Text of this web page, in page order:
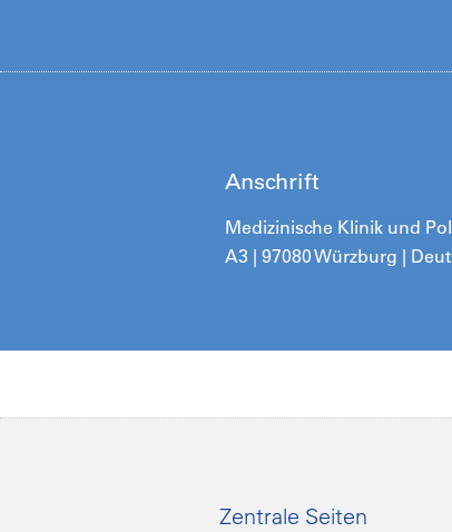
Anschrift
Medizinische Klinik und
A3 | 97080 Würzburg |
Zentrale Seiten